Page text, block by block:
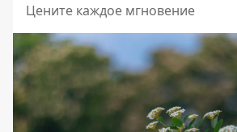
Цените каждое мгновение